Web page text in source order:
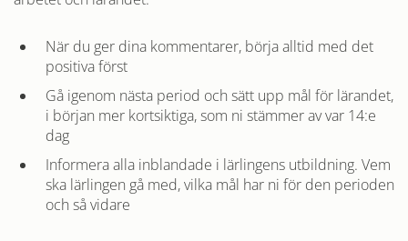
När du ger dina kommentarer, börja alltid med det
positiva först
Gå igenom nästa period och sätt upp mål för lärandet,
i början mer kortsiktiga, som ni stämmer av var 14:e
dag
Informera alla inblandade i lärlingens utbildning. Vem
ska lärlingen gå med, vilka mål har ni för den perioden
och så vidare